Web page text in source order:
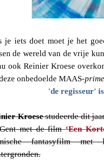
je iets doet moet je het
de wereld van de vrije
ook Reinier Kroese
onbedoelde MAAS-
'de regisseur'
Kroesestudeerde dit
met de film‘Een
fantasyfilm met